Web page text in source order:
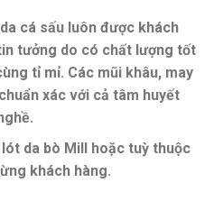
cá sấu luôn được khách
tưởng do có chất lượng tốt
tỉ mỉ. Các mũi khâu, may
xác với cả tâm huyết
da bò Mill hoặc tuỳ thuộc
khách hàng.